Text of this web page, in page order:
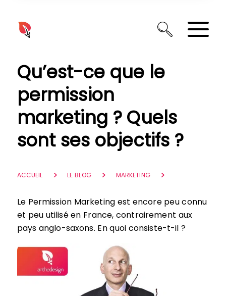
Qu’est-ce que le
permission
marketing ? Quels
sont ses objectifs ?
ACCUEIL LE BLOG MARKETING
Le Permission Marketing est encore peu connu
et peu utilisé en France, contrairement aux
pays anglo-saxons. En quoi consiste-t-il ?